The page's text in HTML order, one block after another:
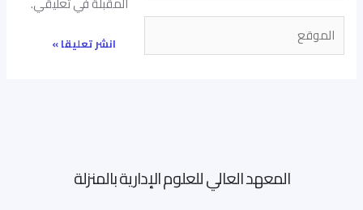
الموقع
المعهد العالي للعلوم الإدارية بالمنزلة